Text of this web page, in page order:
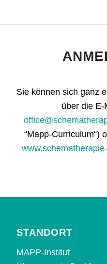
Sie können sich ganz
über die E-
“Mapp-Curriculum“)
STANDORT
MAPP-Institut